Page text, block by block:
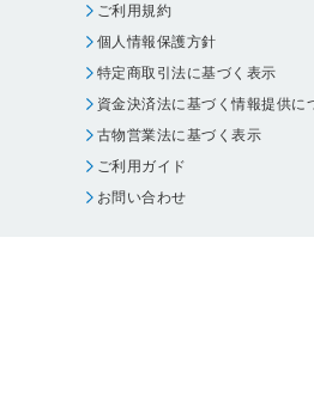
ご利用規約
個人情報保護方針
特定商取引法に基づく表示
資金決済法に基づく情報提供に
古物営業法に基づく表示
ご利用ガイド
お問い合わせ